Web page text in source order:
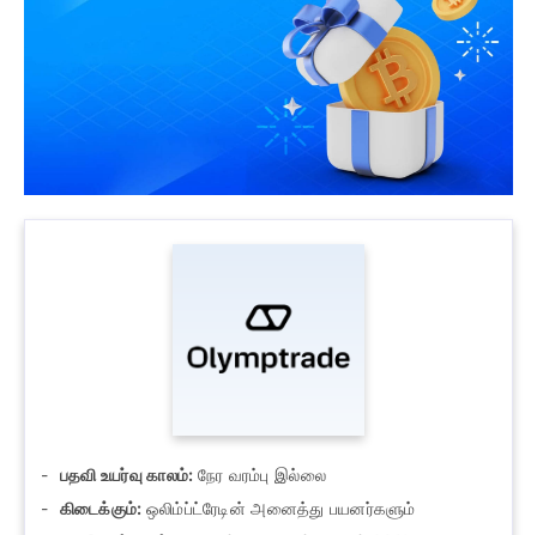
பதவி உயர்வு காலம்: நேர வரம்பு இல்லை
கிடைக்கும்: ஒலிம்ப்ட்ரேடின் அனைத்து பயனர்களும்